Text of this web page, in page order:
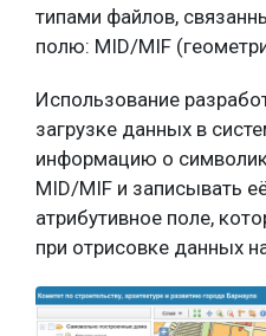
типами файлов,
полю: MID/MIF
Использование
загрузке данных в
информацию о
MID/MIF и записывать
атрибутивное поле,
при отрисовке данных